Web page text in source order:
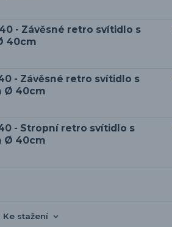
- Závěsné retro svítidlo s
40cm
- Závěsné retro svítidlo s
Ø 40cm
- Stropní retro svítidlo s
Ø 40cm
Ke stažení